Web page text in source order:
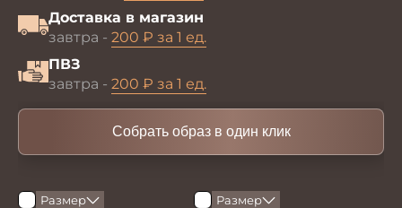
Доставка в магазин
завтра - 200 ₽ за 1 ед.
ПВЗ
завтра - 200 ₽ за 1 ед.
Собрать образ в один клик
Размер Размер